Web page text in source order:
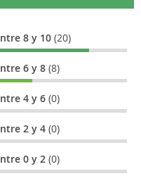
8 y 10(20)
6 y 8(8)
4 y 6(0)
2 y 4(0)
0 y 2(0)